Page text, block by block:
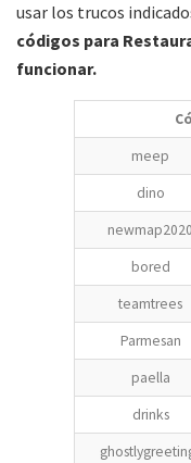
usar los trucos
códigos para
funcionar.
meep
dino
newmap2020
bored
teamtrees
Parmesan
paella
drinks